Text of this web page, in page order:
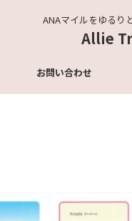
ANAマイルをゆるり
Allie
お問い合わせ